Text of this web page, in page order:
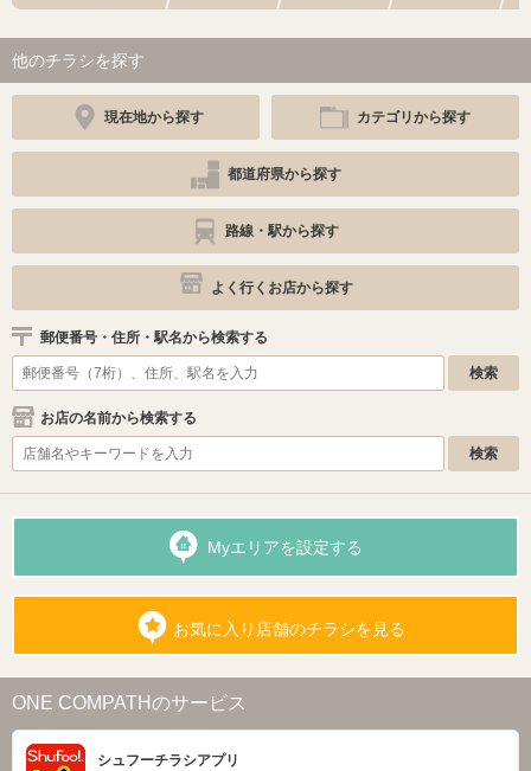
他のチラシを探す
現在地から探す カテゴリから探す
都道府県から探す
路線・駅から探す
よく行くお店から探す
郵便番号・住所・駅名から検索する
お店の名前から検索する
Myエリアを設定する
お気に入り店舗のチラシを見る
ONE COMPATHのサービス
シュフーチラシアプリ